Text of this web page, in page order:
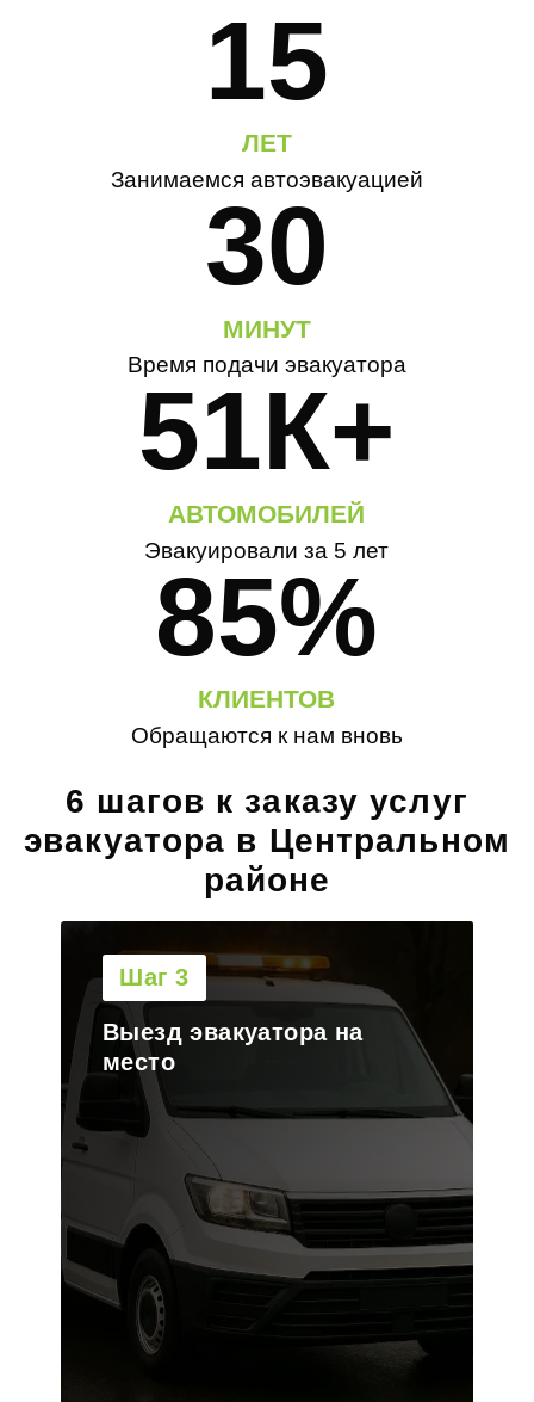
15
ЛЕТ
Занимаемся автоэвакуацией
30
МИНУТ
Время подачи эвакуатора
51К+
АВТОМОБИЛЕЙ
Эвакуировали за 5 лет
85%
КЛИЕНТОВ
Обращаются к нам вновь
6 шагов к заказу услуг
эвакуатора в Центральном
районе
Шаг 3
Выезд эвакуатора на
место